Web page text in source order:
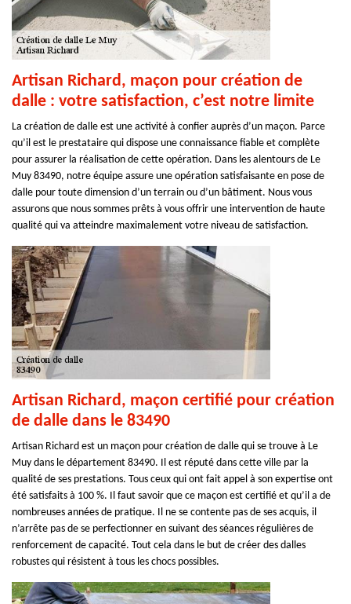
Artisan Richard, maçon pour création de
dalle : votre satisfaction, c’est notre limite
La création de dalle est une activité à confier auprès d’un maçon. Parce
qu’il est le prestataire qui dispose une connaissance fiable et complète
pour assurer la réalisation de cette opération. Dans les alentours de Le
Muy 83490, notre équipe assure une opération satisfaisante en pose de
dalle pour toute dimension d’un terrain ou d’un bâtiment. Nous vous
assurons que nous sommes prêts à vous offrir une intervention de haute
qualité qui va atteindre maximalement votre niveau de satisfaction.
Artisan Richard, maçon certifié pour création
de dalle dans le 83490
Artisan Richard est un maçon pour création de dalle qui se trouve à Le
Muy dans le département 83490. Il est réputé dans cette ville par la
qualité de ses prestations. Tous ceux qui ont fait appel à son expertise ont
été satisfaits à 100 %. Il faut savoir que ce maçon est certifié et qu’il a de
nombreuses années de pratique. Il ne se contente pas de ses acquis, il
n’arrête pas de se perfectionner en suivant des séances régulières de
renforcement de capacité. Tout cela dans le but de créer des dalles
robustes qui résistent à tous les chocs possibles.